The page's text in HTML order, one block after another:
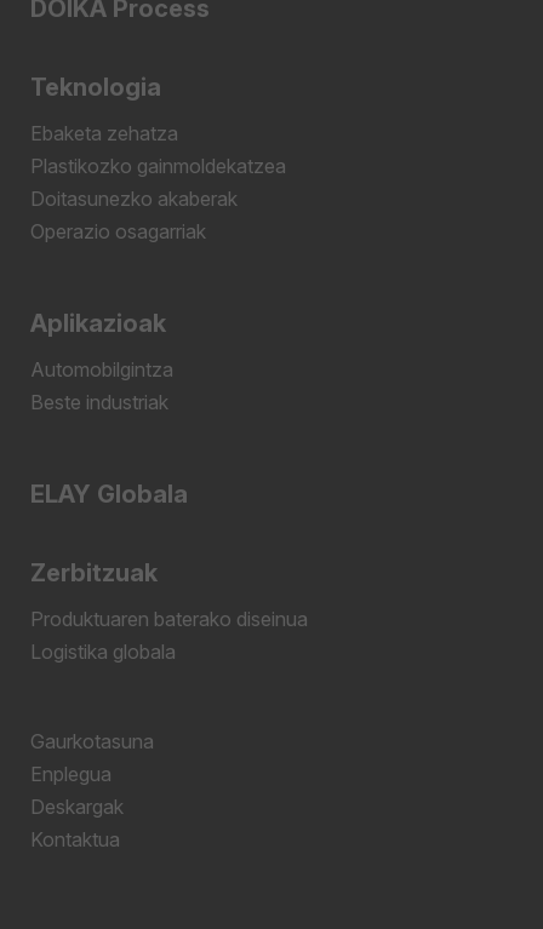
DOIKA Process
Teknologia
Ebaketa zehatza
Plastikozko gainmoldekatzea
Doitasunezko akaberak
Operazio osagarriak
Aplikazioak
Automobilgintza
Beste industriak
ELAY Globala
Zerbitzuak
Produktuaren baterako diseinua
Logistika globala
Gaurkotasuna
Enplegua
Deskargak
Kontaktua